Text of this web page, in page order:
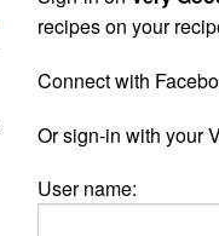
recipes on your
Connect with
Or sign-in with your
User name: